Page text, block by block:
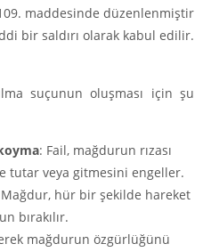
maddesinde düzenlenmiştir
bir saldırı olarak kabul edilir.
suçunun oluşması için şu
: Fail, mağdurun rızası
tutar veya gitmesini engeller.
hür bir şekilde hareket
bırakılır.
mağdurun özgürlüğünü